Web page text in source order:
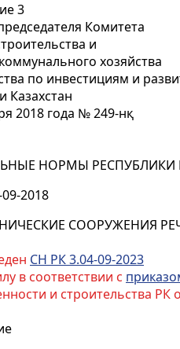
3
Комитета
и
хозяйства
по инвестициям и
Казахстан
2018 года № 249-нқ
НОРМЫ РЕСПУБЛИКИ
2018
СООРУЖЕНИЯ
СН РК 3.04-09-2023
в соответствии с
и строительства РК